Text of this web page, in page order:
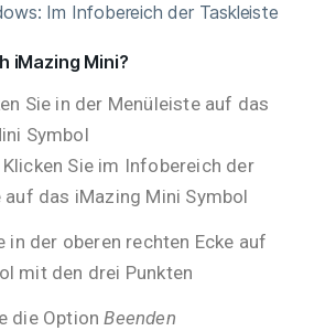
Im Infobereich der Taskleiste
iMazing Mini?
Sie in der Menüleiste auf das
Symbol
Sie im Infobereich der
auf das iMazing Mini Symbol
in der oberen rechten Ecke auf
mit den drei Punkten
die OptionBeenden